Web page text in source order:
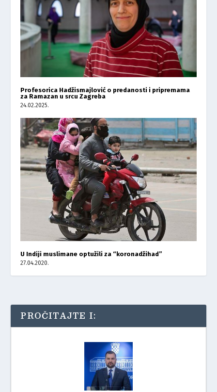
Profesorica Hadžismajlović o predanosti i pripremama
za Ramazan u srcu Zagreba
24.02.2025.
U Indiji muslimane optužili za “koronadžihad”
27.04.2020.
PROČITAJTE I: